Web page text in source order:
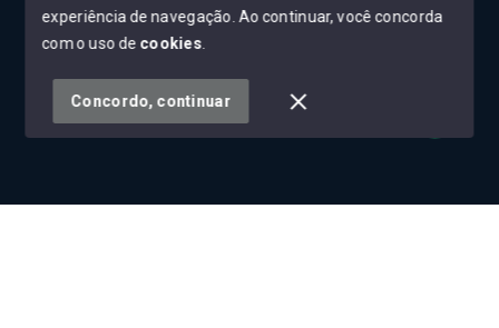
Olá! Tudo bem?
© Copyright 2026 - Carla Rojane - Todos os direitos
SITE PARA IMOBILIARIA
experiência de navegação. Ao continuar, você concorda
com o uso de cookies
Concordo, continuar